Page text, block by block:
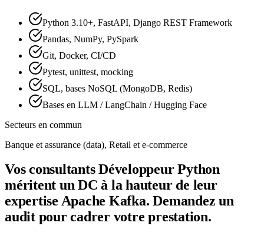
Python 3.10+, FastAPI, Django REST Framework
Pandas, NumPy, PySpark
Git, Docker, CI/CD
Pytest, unittest, mocking
SQL, bases NoSQL (MongoDB, Redis)
Bases en LLM / LangChain / Hugging Face
Secteurs en commun
Banque et assurance (data), Retail et e-commerce
Vos consultants Développeur Python
méritent un DC à la hauteur de leur
expertise Apache Kafka. Demandez un
audit pour cadrer votre prestation.